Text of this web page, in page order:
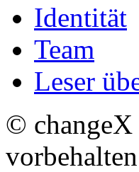
Identität
Team
Leser
© changeX